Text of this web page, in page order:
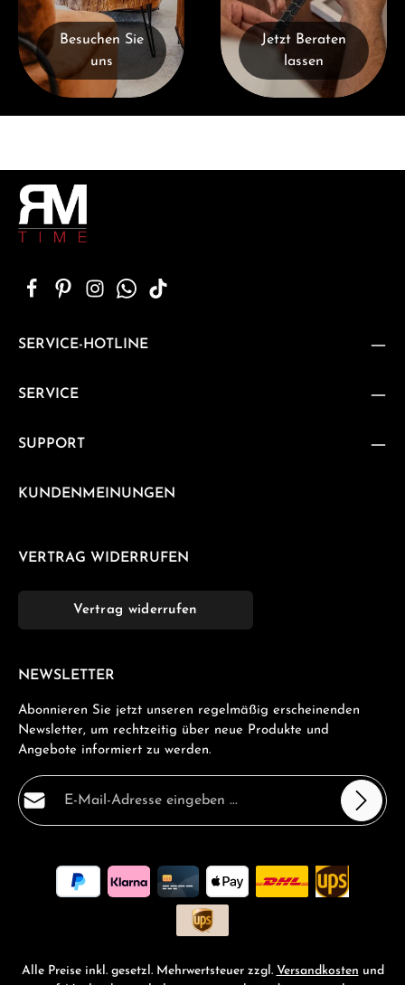
Besuchen Sie
uns
Jetzt Beraten
lassen
SERVICE-HOTLINE
SERVICE
SUPPORT
KUNDENMEINUNGEN
VERTRAG WIDERRUFEN
Vertrag widerrufen
NEWSLETTER
Abonnieren Sie jetzt unseren regelmäßig erscheinenden
Newsletter, um rechtzeitig über neue Produkte und
Angebote informiert zu werden.
E-Mail-Adresse*
Ich habe die
Datenschutzbestimmungen
zur Kenntnis
genommen und dieAGBgelesen und bin mit ihnen
Pflichtfelder.
Alle Preise inkl. gesetzl. Mehrwertsteuer zzgl. Versandkosten und